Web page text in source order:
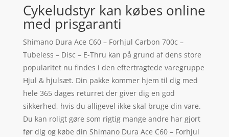
Cykeludstyr kan købes online
med prisgaranti
Shimano Dura Ace C60 – Forhjul Carbon 700c –
Tubeless – Disc – E-Thru kan på grund af dens store
popularitet nu findes i den eftertragtede varegruppe
Hjul & hjulsæt. Din pakke kommer hjem til dig med
hele 365 dages returret der giver dig en god
sikkerhed, hvis du alligevel ikke skal bruge din vare.
Du kan roligt gøre som rigtig mange andre har gjort
før dig og købe din Shimano Dura Ace C60 – Forhjul